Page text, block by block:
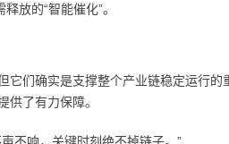
放的“智能催化”。
们确实是支撑整个产业链稳定运行的
了有力保障。